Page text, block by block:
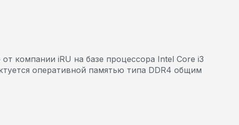
от компании iRU на базе процессора Intel Core i3
оперативной памятью типа DDR4 общим